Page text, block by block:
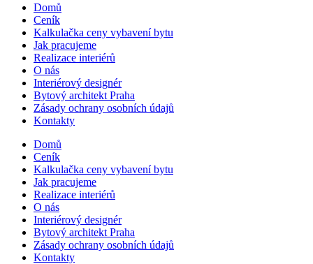
Domů
Ceník
Kalkulačka ceny vybavení bytu
Jak pracujeme
Realizace interiérů
O nás
Interiérový designér
Bytový architekt Praha
Zásady ochrany osobních údajů
Kontakty
Domů
Ceník
Kalkulačka ceny vybavení bytu
Jak pracujeme
Realizace interiérů
O nás
Interiérový designér
Bytový architekt Praha
Zásady ochrany osobních údajů
Kontakty